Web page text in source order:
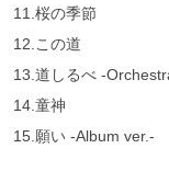
11.桜の季節
12.この道
13.道しるべ -
14.童神
15.願い -Album ver.-